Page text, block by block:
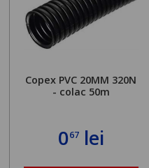
Copex PVC 20MM 320N
- colac 50m
067lei